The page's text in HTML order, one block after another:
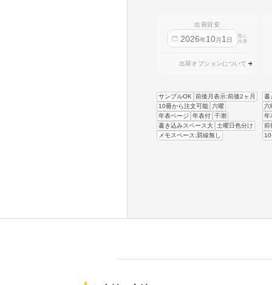
出荷目安
2026年10月 1 日
迄に
出荷
出荷オプションについて
サンプルOK
前後月表示:前後2ヶ月
10冊から注文可能 六曜
年表ページ
年表付 干潮
書き込みスペース大
土曜日色分け
メモスペース:罫線無し
書
六
年
前